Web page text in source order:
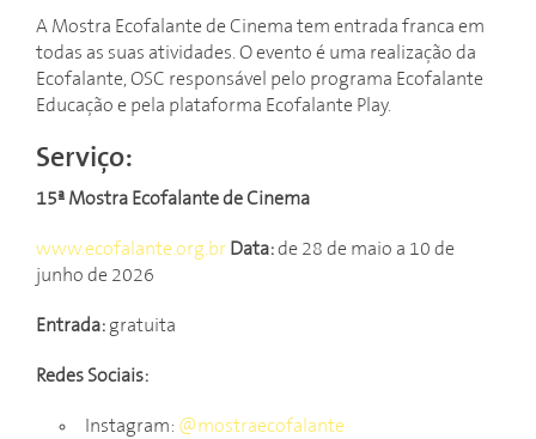
A Mostra Ecofalante de Cinema tem entrada franca em
todas as suas atividades. O evento é uma realização da
Ecofalante, OSC responsável pelo programa Ecofalante
Educação e pela plataforma Ecofalante Play.
Serviço:
15ª Mostra Ecofalante de Cinema
www.ecofalante.org.br Data:de 28 de maio a 10 de
junho de 2026
Entrada: gratuita
Redes Sociais:
Instagram: @mostraecofalante